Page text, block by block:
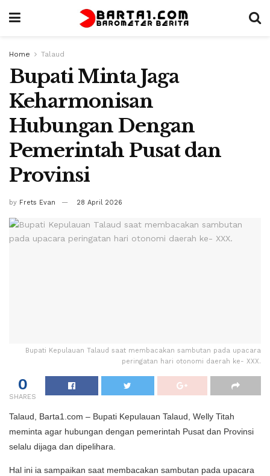
Home Talaud
Bupati Minta Jaga
Keharmonisan
Hubungan Dengan
Pemerintah Pusat dan
Provinsi
by Frets Evan 28 April 2026
Bupati Kepulauan Talaud saat membacakan sambutan pada upacara
peringatan hari otonomi daerah ke- XXX.
0
SHARES
Talaud, Barta1.com – Bupati Kepulauan Talaud, Welly Titah
meminta agar hubungan dengan pemerintah Pusat dan Provinsi
selalu dijaga dan dipelihara.
Hal ini ia sampaikan saat membacakan sambutan pada upacara